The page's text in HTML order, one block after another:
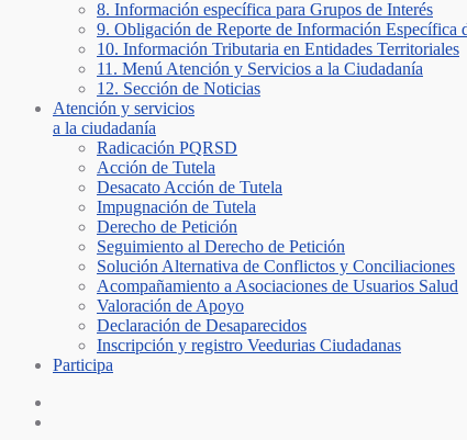
8. Información específica para Grupos de Interés
9. Obligación de Reporte de Información Específica
10. Información Tributaria en Entidades Territoriales
11. Menú Atención y Servicios a la Ciudadanía
12. Sección de Noticias
Atención y servicios
a la ciudadanía
Radicación PQRSD
Acción de Tutela
Desacato Acción de Tutela
Impugnación de Tutela
Derecho de Petición
Seguimiento al Derecho de Petición
Solución Alternativa de Conflictos y Conciliaciones
Acompañamiento a Asociaciones de Usuarios Salud
Valoración de Apoyo
Declaración de Desaparecidos
Inscripción y registro Veedurias Ciudadanas
Participa